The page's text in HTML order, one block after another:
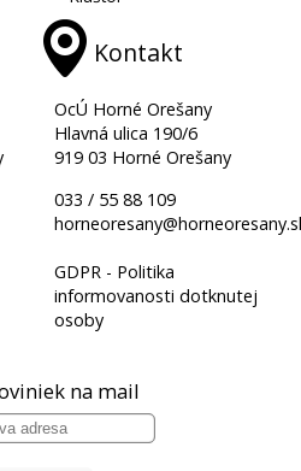
Kontakt
OcÚ Horné Orešany
Hlavná ulica 190/6
919 03 Horné Orešany
033 / 55 88 109
GDPR - Politika
informovanosti dotknutej
osoby
na mail